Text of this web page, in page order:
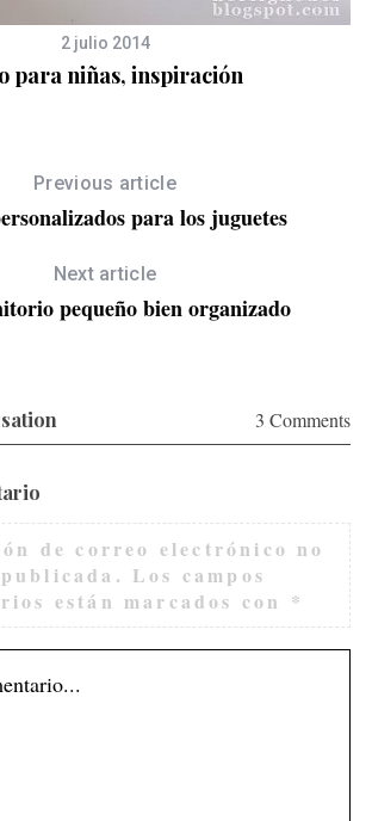
2 julio 2014
para niñas, inspiración
Previous article
para los juguetes
Next article
pequeño bien organizado
3 Comments
de correo electrónico no
Los campos
están marcados con *